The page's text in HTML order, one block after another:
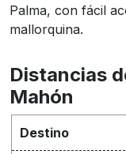
Palma, con fácil
mallorquina.
Distancias
Mahón
Destino